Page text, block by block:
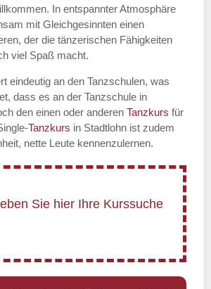
In entspannter Atmosphäre
mit Gleichgesinnten einen
der die tänzerischen Fähigkeiten
viel Spaß macht.
eindeutig an den Tanzschulen, was
dass es an der Tanzschule in
den einen oder anderen Tanzkurs für
Tanzkurs in Stadtlohn ist zudem
nette Leute kennenzulernen.